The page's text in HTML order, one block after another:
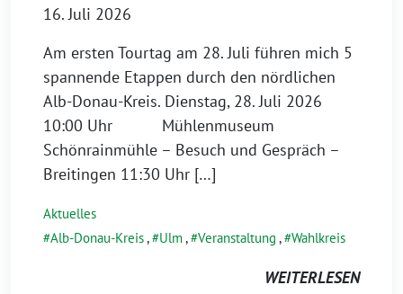
16. Juli 2026
Am ersten Tourtag am 28. Juli führen mich 5
spannende Etappen durch den nördlichen
Alb-Donau-Kreis. Dienstag, 28. Juli 2026
10:00 Uhr Mühlenmuseum
Schönrainmühle – Besuch und Gespräch –
Breitingen 11:30 Uhr […]
Aktuelles
Alb-Donau-Kreis, Ulm, Veranstaltung , Wahlkreis
WEITERLESEN